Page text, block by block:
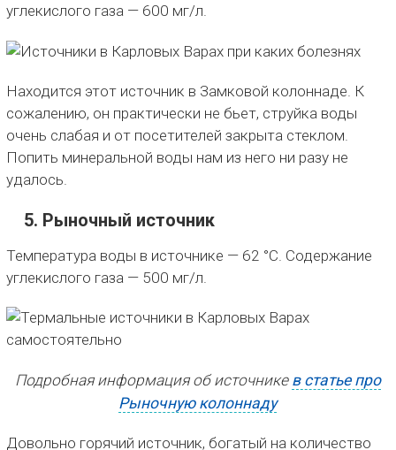
углекислого газа — 600 мг/л.
Находится этот источник в Замковой колоннаде. К
сожалению, он практически не бьет, струйка воды
очень слабая и от посетителей закрыта стеклом.
Попить минеральной воды нам из него ни разу не
удалось.
5. Рыночный источник
Температура воды в источнике — 62 °C. Содержание
углекислого газа — 500 мг/л.
Подробная информация об источнике в статье про
Рыночную колоннаду
Довольно горячий источник, богатый на количество